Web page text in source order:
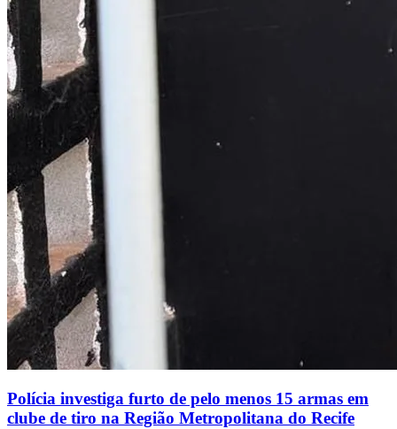
Polícia investiga furto de pelo menos 15 armas em
clube de tiro na Região Metropolitana do Recife